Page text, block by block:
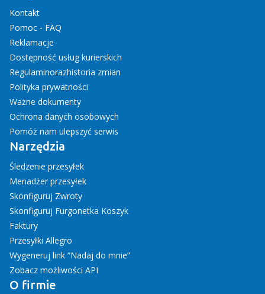
Kontakt
Pomoc - FAQ
Reklamacje
Dostępność usług kurierskich
Regulaminorazhistoria zmian
Polityka prywatności
Ważne dokumenty
Ochrona danych osobowych
Pomóż nam ulepszyć serwis
Narzędzia
Śledzenie przesyłek
Menadżer przesyłek
Skonfiguruj Zwroty
Skonfiguruj Furgonetka Koszyk
Faktury
Przesyłki Allegro
Wygeneruj link “Nadaj do mnie”
Zobacz możliwości API
O firmie